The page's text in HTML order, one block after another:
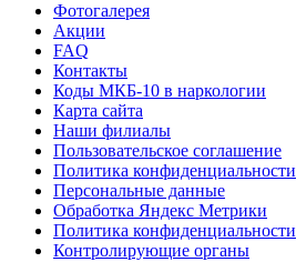
Фотогалерея
Акции
FAQ
Контакты
Коды МКБ-10 в наркологии
Карта сайта
Наши филиалы
Пользовательское соглашение
Политика конфиденциальности
Персональные данные
Обработка Яндекс Метрики
Политика конфиденциальности
Контролирующие органы